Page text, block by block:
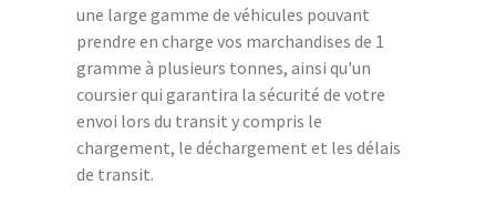
une large gamme de véhicules pouvant
prendre en charge vos marchandises de 1
gramme à plusieurs tonnes, ainsi qu'un
coursier qui garantira la sécurité de votre
envoi lors du transit y compris le
chargement, le déchargement et les délais
de transit.